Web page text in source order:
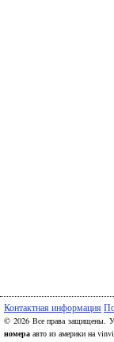
Контактная информация
© 2026 Все права защищены.
номера авто из америки на